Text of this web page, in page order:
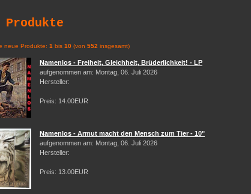
Produkte
neue Produkte: 1 bis 10 (von 552 insgesamt)
Namenlos - Freiheit, Gleichheit, Brüderlichkeit! - LP
aufgenommen am: Montag, 06. Juli 2026
Hersteller:
Preis: 14.00EUR
Namenlos - Armut macht den Mensch zum Tier - 10"
aufgenommen am: Montag, 06. Juli 2026
Hersteller:
Preis: 13.00EUR